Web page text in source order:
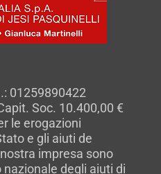
01259890422
Soc. 10.400,00 €
le erogazioni
e gli aiuti de
impresa sono
degli aiuti di